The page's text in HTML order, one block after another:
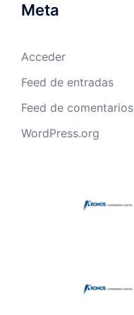
Meta
Acceder
Feed de entradas
Feed de comentarios
WordPress.org